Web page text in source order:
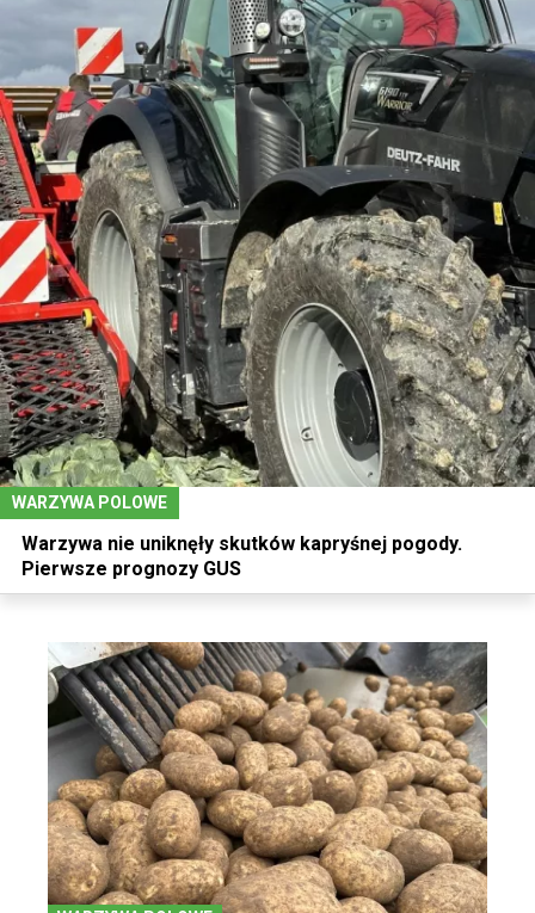
WARZYWA POLOWE
Warzywa nie uniknęły skutków kapryśnej pogody.
Pierwsze prognozy GUS